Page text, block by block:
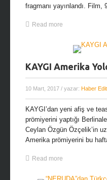
fragmanı yayınlandı. Film,
Read more
KAYGI Amerika
10 Mart, 2017 / yazar: Haber
KAYGI’dan yeni afiş ve
prömiyerini yaptığı
Ceylan Özgün Özçelik’in
Amerika prömiyerini bu
Read more